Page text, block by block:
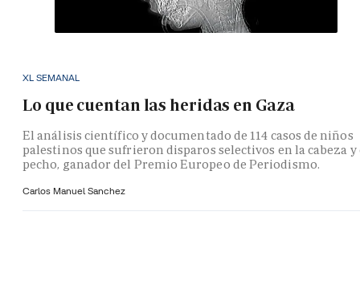
XL SEMANAL
Lo que cuentan las heridas en Gaza
El análisis científico y documentado de 114 casos de niños
palestinos que sufrieron disparos selectivos en la cabeza y
pecho, ganador del Premio Europeo de Periodismo.
Carlos Manuel Sanchez